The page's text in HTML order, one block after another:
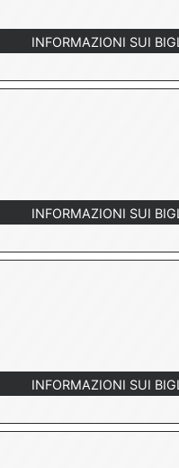
INFORMAZIONI SUI
INFORMAZIONI SUI
INFORMAZIONI SUI